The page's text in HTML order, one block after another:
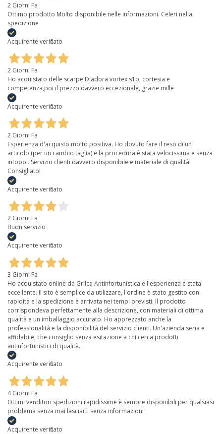
2 Giorni Fa
Ottimo prodotto Molto disponibile nelle informazioni. Celeri nella
spedizione
Acquirente verificato
2 Giorni Fa
Ho acquistato delle scarpe Diadora vortex s1p, cortesia e
competenza,poi il prezzo davvero eccezionale, grazie mille
Acquirente verificato
2 Giorni Fa
Esperienza d'acquisto molto positiva. Ho dovuto fare il reso di un
articolo (per un cambio taglia) e la procedura è stata velocissima e senza
intoppi. Servizio clienti davvero disponibile e materiale di qualità.
Consigliato!
Acquirente verificato
2 Giorni Fa
Buon servizio
Acquirente verificato
3 Giorni Fa
Ho acquistato online da Grilca Antinfortunistica e l'esperienza è stata
eccellente. Il sito è semplice da utilizzare, l'ordine è stato gestito con
rapidità e la spedizione è arrivata nei tempi previsti. Il prodotto
corrispondeva perfettamente alla descrizione, con materiali di ottima
qualità e un imballaggio accurato. Ho apprezzato anche la
professionalità e la disponibilità del servizio clienti. Un'azienda seria e
affidabile, che consiglio senza esitazione a chi cerca prodotti
antinfortunistici di qualità.
Acquirente verificato
4 Giorni Fa
Ottimi venditori spedizioni rapidissime è sempre disponibili per qualsiasi
problema senza mai lasciarti senza informazioni
Acquirente verificato